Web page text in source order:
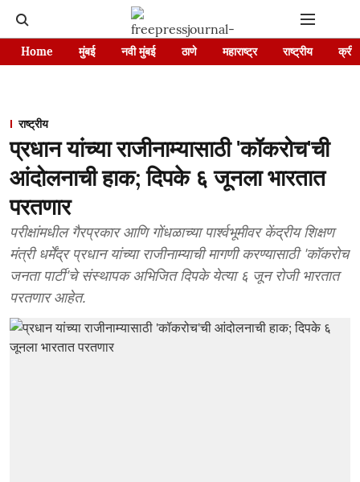
Home मुंबई नवी मुंबई ठाणे महाराष्ट्र राष्ट्रीय
राष्ट्रीय
प्रधान यांच्या राजीनाम्यासाठी 'कॉकरोच'ची
आंदोलनाची हाक; दिपके ६ जूनला भारतात
परतणार
परीक्षांमधील गैरप्रकार आणि गोंधळाच्या पार्श्वभूमीवर केंद्रीय शिक्षण
मंत्री धर्मेंद्र प्रधान यांच्या राजीनाम्याची मागणी करण्यासाठी 'कॉकरोच
जनता पार्टी'चे संस्थापक अभिजित दिपके येत्या ६ जून रोजी भारतात
परतणार आहेत.